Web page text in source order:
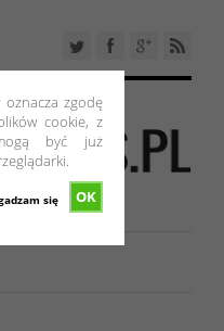
zgodę
cookie, z
być już
OK
się